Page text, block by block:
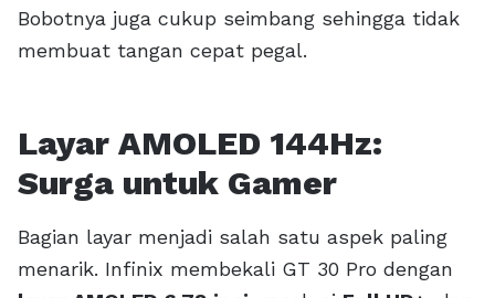
Bobotnya juga cukup seimbang sehingga tidak
membuat tangan cepat pegal.
Layar AMOLED 144Hz:
Surga untuk Gamer
Bagian layar menjadi salah satu aspek paling
menarik. Infinix membekali GT 30 Pro dengan